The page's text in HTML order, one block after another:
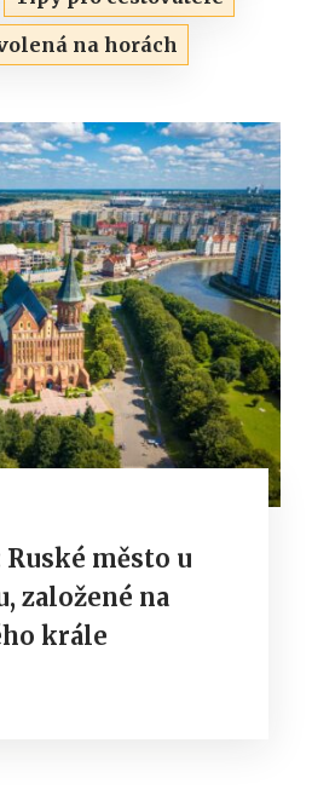
na horách
město u
založené na
krále